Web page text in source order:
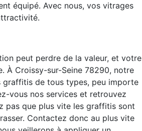
équipé. Avec nous, vos vitrages
peut perdre de la valeur, et votre
À Croissy-sur-Seine 78290, notre
de tous types, peu importe
vous nos services et retrouvez
pas que plus vite les graffitis sont
Contactez donc au plus vite